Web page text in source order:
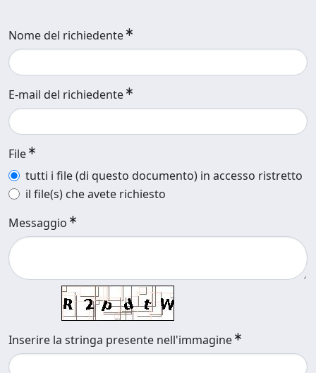
Nome del richiedente
E-mail del richiedente
File
tutti i file (di questo documento) in accesso ristretto
il file(s) che avete richiesto
Messaggio
Inserire la stringa presente nell'immagine